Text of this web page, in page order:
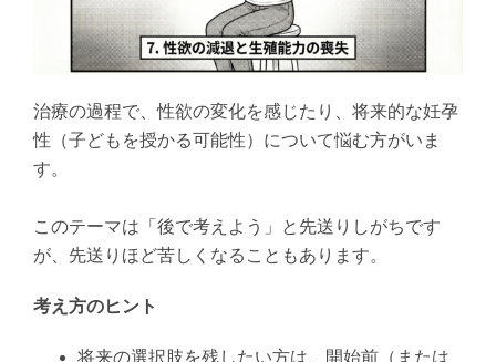
治療の過程で、性欲の変化を感じたり、将来的な妊孕
性（子どもを授かる可能性）について悩む方がいま
す。
このテーマは「後で考えよう」と先送りしがちです
が、先送りほど苦しくなることもあります。
考え方のヒント
将来の選択肢を残したい方は、開始前（または